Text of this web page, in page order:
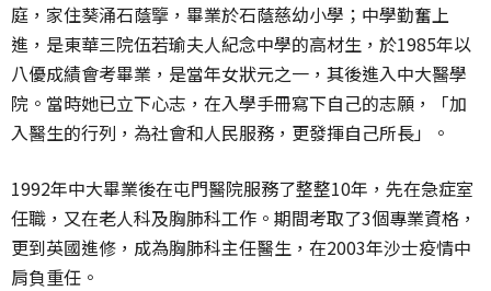
庭，家住葵涌石蔭擥，畢業於石蔭慈幼小學；中學勤奮上
進，是東華三院伍若瑜夫人紀念中學的高材生，於1985年以
八優成績會考畢業，是當年女狀元之一，其後進入中大醫學
院。當時她已立下心志，在入學手冊寫下自己的志願，「加
入醫生的行列，為社會和人民服務，更發揮自己所長」。
1992年中大畢業後在屯門醫院服務了整整10年，先在急症室
任職，又在老人科及胸肺科工作。期間考取了3個專業資格，
更到英國進修，成為胸肺科主任醫生，在2003年沙士疫情中
肩負重任。